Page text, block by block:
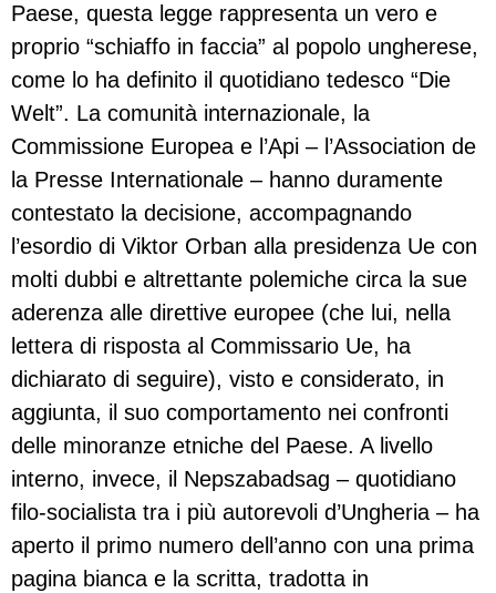
Paese, questa legge rappresenta un vero e
proprio “schiaffo in faccia” al popolo ungherese,
come lo ha definito il quotidiano tedesco “Die
Welt”. La comunità internazionale, la
Commissione Europea e l’Api – l’Association de
la Presse Internationale – hanno duramente
contestato la decisione, accompagnando
l’esordio di Viktor Orban alla presidenza Ue con
molti dubbi e altrettante polemiche circa la sue
aderenza alle direttive europee (che lui, nella
lettera di risposta al Commissario Ue, ha
dichiarato di seguire), visto e considerato, in
aggiunta, il suo comportamento nei confronti
delle minoranze etniche del Paese. A livello
interno, invece, il Nepszabadsag – quotidiano
filo-socialista tra i più autorevoli d’Ungheria – ha
aperto il primo numero dell’anno con una prima
pagina bianca e la scritta, tradotta in